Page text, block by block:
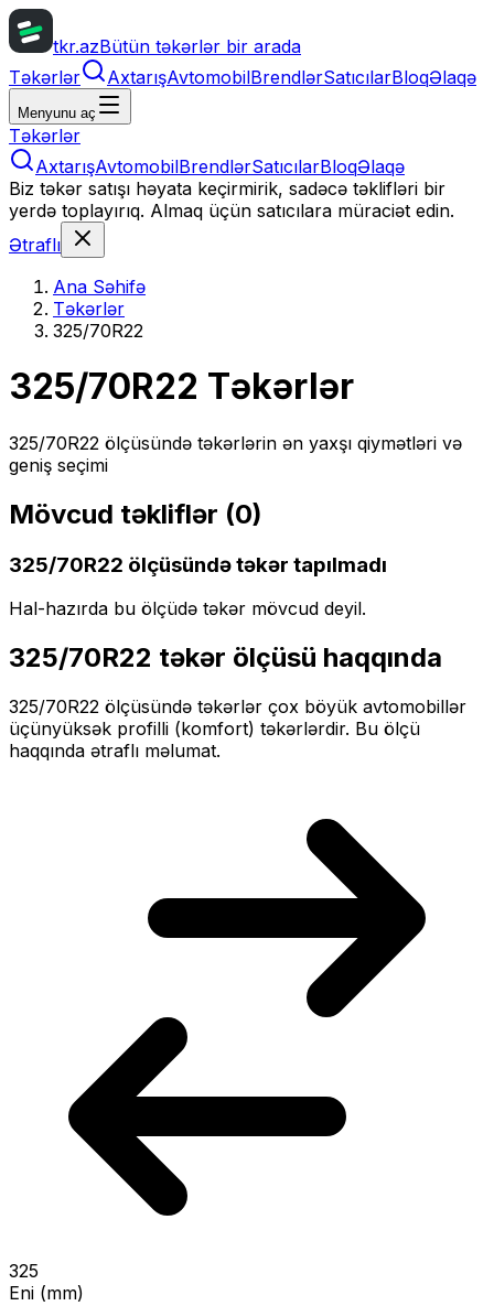
tkr.azBütün təkərlər bir arada
Təkərlər
AxtarışAvtomobilBrendlərSatıcılarBloqƏlaqə
Menyunu aç
Təkərlər
AxtarışAvtomobilBrendlərSatıcılarBloqƏlaqə
Biz təkər satışı həyata keçirmirik, sadəcə təklifləri bir
yerdə toplayırıq. Almaq üçün satıcılara müraciət edin.
Ətraflı
Ana Səhifə
Təkərlər
325/70R22
325/70R22 Təkərlər
325/70R22 ölçüsündə təkərlərin ən yaxşı qiymətləri və
geniş seçimi
Mövcud təkliflər (0)
325/70R22 ölçüsündə təkər tapılmadı
Hal-hazırda bu ölçüdə təkər mövcud deyil.
325/70R22 təkər ölçüsü haqqında
325/70R22 ölçüsündə təkərlər çox böyük avtomobillər
üçünyüksək profilli (komfort) təkərlərdir. Bu ölçü
haqqında ətraflı məlumat.
325
Eni (mm)